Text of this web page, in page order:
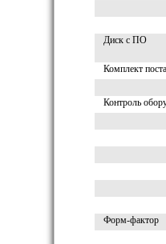
Диск с ПО
Комплект
Контроль
Форм-фактор